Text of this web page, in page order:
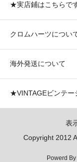
★実店鋪はこちらです
クロムハーツについ
海外発送について
★VINTAGEビンテー
表
Copyright 2012
Powerd By